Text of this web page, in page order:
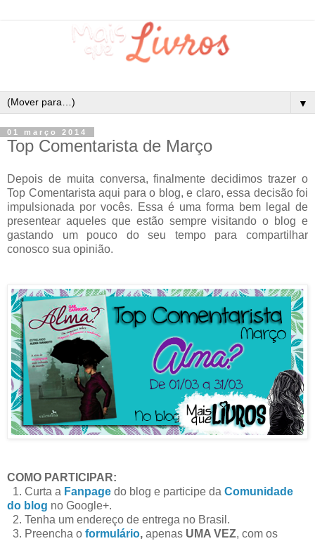
▼
01 março 2014
Top Comentarista de Março
Depois de muita conversa, finalmente decidimos trazer o
Top Comentarista aqui para o blog, e claro, essa decisão foi
impulsionada por vocês. Essa é uma forma bem legal de
presentear aqueles que estão sempre visitando o blog e
gastando um pouco do seu tempo para compartilhar
conosco sua opinião.
COMO PARTICIPAR:
1. Curta a Fanpage do blog e participe da Comunidade
do blog no Google+.
2. Tenha um endereço de entrega no Brasil.
3. Preencha o formulário, apenas UMA VEZ, com os